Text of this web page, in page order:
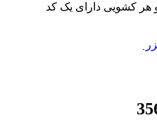
هر کشویی دارای یک کد